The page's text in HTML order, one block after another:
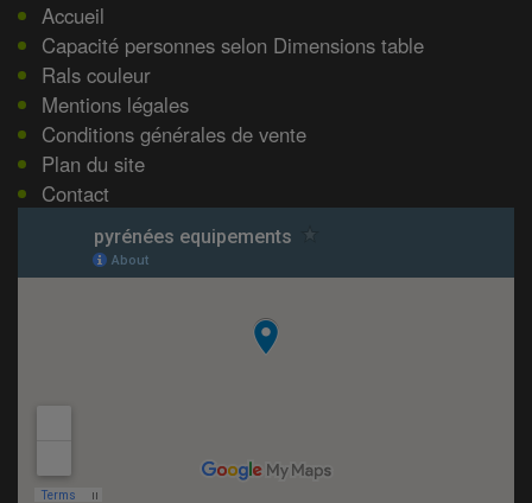
Accueil
Capacité personnes selon Dimensions table
Rals couleur
Mentions légales
Conditions générales de vente
Plan du site
Contact